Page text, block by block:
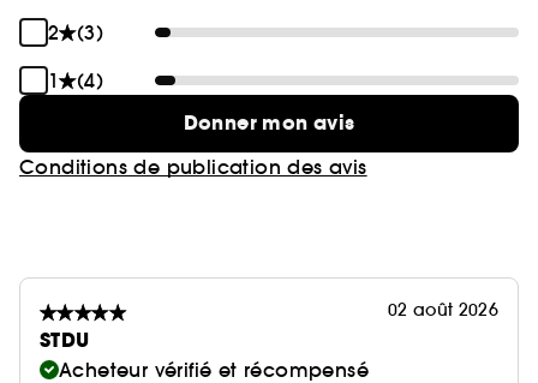
2
(3)
1
(4)
Donner mon avis
Conditions de publication des avis
02 août 2026
STDU
Acheteur vérifié et récompensé